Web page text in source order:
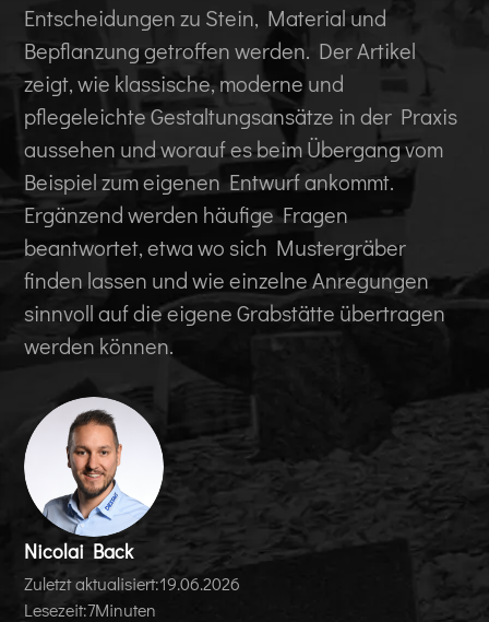
Entscheidungen zu Stein, Material und
Bepflanzung getroffen werden. Der Artikel
zeigt, wie klassische, moderne und
pflegeleichte Gestaltungsansätze in der Praxis
aussehen und worauf es beim Übergang vom
Beispiel zum eigenen Entwurf ankommt.
Ergänzend werden häufige Fragen
beantwortet, etwa wo sich Mustergräber
finden lassen und wie einzelne Anregungen
sinnvoll auf die eigene Grabstätte übertragen
werden können.
Nicolai Back
Zuletzt aktualisiert:19.06.2026
Lesezeit:7Minuten